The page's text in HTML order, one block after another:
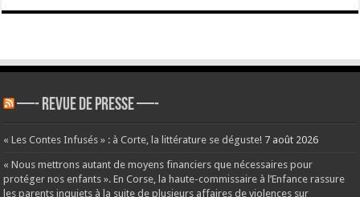
—- REVUE DE PRESSE —-
« Les Contes Infusés » : à Corte, la littérature se déguste! 7 août 2026
« Nous mettrons autant de moyens financiers que nécessaires pour
protéger nos enfants ». En Corse, la haute-commissaire à l’Enfance rassure
les parents inquiets à la suite de plusieurs affaires de violences sur